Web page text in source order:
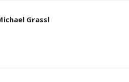
Grassl